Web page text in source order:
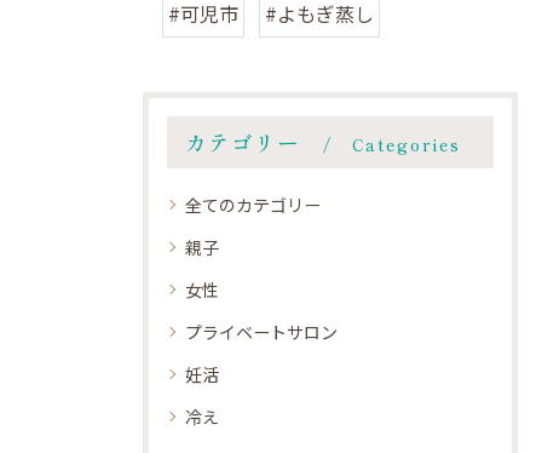
#可児市 #よもぎ蒸し
カテゴリー Categories
全てのカテゴリー
親子
女性
プライベートサロン
妊活
冷え